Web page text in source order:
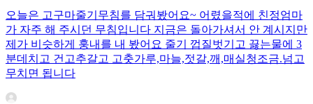
오늘은 고구마줄기무침를 담궈봤어요~ 어렸을적에 친정엄마
가 자주 해 주시던 무침입니다 지금은 돌아가셔서 안 계시지만
제가 비슷하게 훙내를 내 봤어요 줄기 껍질벗기고 끓는물에 3
분데치고 건고추갈고 고춧가루,마늘,젓갈,깨,매실청조금.넘고
무치면 됩니다